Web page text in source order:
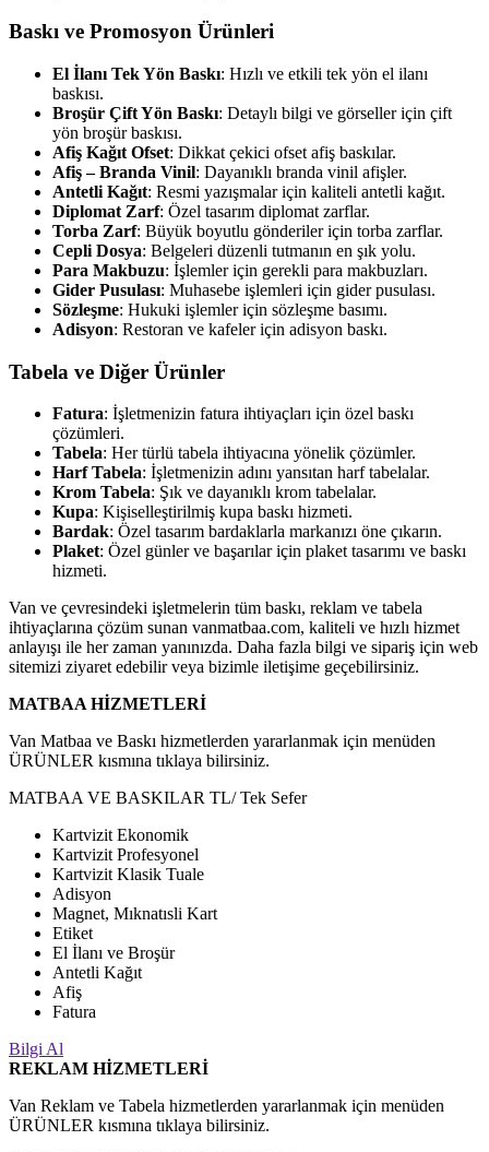
Baskı ve Promosyon Ürünleri
El İlanı Tek Yön Baskı: Hızlı ve etkili tek yön el ilanı
baskısı.
Broşür Çift Yön Baskı: Detaylı bilgi ve görseller için çift
yön broşür baskısı.
Afiş Kağıt Ofset: Dikkat çekici ofset afiş baskılar.
Afiş – Branda Vinil: Dayanıklı branda vinil afişler.
Antetli Kağıt: Resmi yazışmalar için kaliteli antetli kağıt.
Diplomat Zarf: Özel tasarım diplomat zarflar.
Torba Zarf: Büyük boyutlu gönderiler için torba zarflar.
Cepli Dosya: Belgeleri düzenli tutmanın en şık yolu.
Para Makbuzu: İşlemler için gerekli para makbuzları.
Gider Pusulası: Muhasebe işlemleri için gider pusulası.
Sözleşme: Hukuki işlemler için sözleşme basımı.
Adisyon: Restoran ve kafeler için adisyon baskı.
Tabela ve Diğer Ürünler
Fatura: İşletmenizin fatura ihtiyaçları için özel baskı
çözümleri.
Tabela: Her türlü tabela ihtiyacına yönelik çözümler.
Harf Tabela: İşletmenizin adını yansıtan harf tabelalar.
Krom Tabela: Şık ve dayanıklı krom tabelalar.
Kupa: Kişiselleştirilmiş kupa baskı hizmeti.
Bardak: Özel tasarım bardaklarla markanızı öne çıkarın.
Plaket: Özel günler ve başarılar için plaket tasarımı ve baskı
hizmeti.
Van ve çevresindeki işletmelerin tüm baskı, reklam ve tabela
ihtiyaçlarına çözüm sunan vanmatbaa.com, kaliteli ve hızlı hizmet
anlayışı ile her zaman yanınızda. Daha fazla bilgi ve sipariş için web
sitemizi ziyaret edebilir veya bizimle iletişime geçebilirsiniz.
MATBAA HİZMETLERİ
Van Matbaa ve Baskı hizmetlerden yararlanmak için menüden
ÜRÜNLER kısmına tıklaya bilirsiniz.
MATBAA VE BASKILAR TL/ Tek Sefer
Kartvizit Ekonomik
Kartvizit Profesyonel
Kartvizit Klasik Tuale
Adisyon
Magnet, Mıknatısli Kart
Etiket
El İlanı ve Broşür
Antetli Kağıt
Afiş
Fatura
Bilgi Al
REKLAM HİZMETLERİ
Van Reklam ve Tabela hizmetlerden yararlanmak için menüden
ÜRÜNLER kısmına tıklaya bilirsiniz.